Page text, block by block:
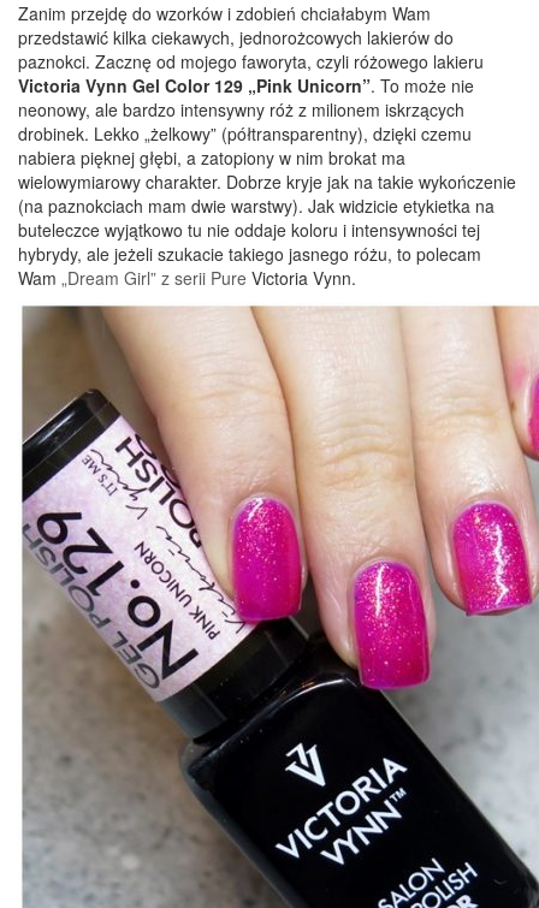
Zanim przejdę do wzorków i zdobień chciałabym Wam
przedstawić kilka ciekawych, jednorożcowych lakierów do
paznokci. Zacznę od mojego faworyta, czyli różowego lakieru
Victoria Vynn Gel Color 129 „Pink Unicorn”. To może nie
neonowy, ale bardzo intensywny róż z milionem iskrzących
drobinek. Lekko „żelkowy” (półtransparentny), dzięki czemu
nabiera pięknej głębi, a zatopiony w nim brokat ma
wielowymiarowy charakter. Dobrze kryje jak na takie wykończenie
(na paznokciach mam dwie warstwy). Jak widzicie etykietka na
buteleczce wyjątkowo tu nie oddaje koloru i intensywności tej
hybrydy, ale jeżeli szukacie takiego jasnego różu, to polecam
Wam „Dream Girl” z serii Pure Victoria Vynn.